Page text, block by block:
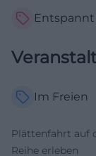
Entspannt
Im Freien
Plättenfahrt auf
Reihe erleben